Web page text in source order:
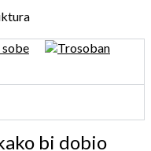
sobe
Trosoban
bi dobio